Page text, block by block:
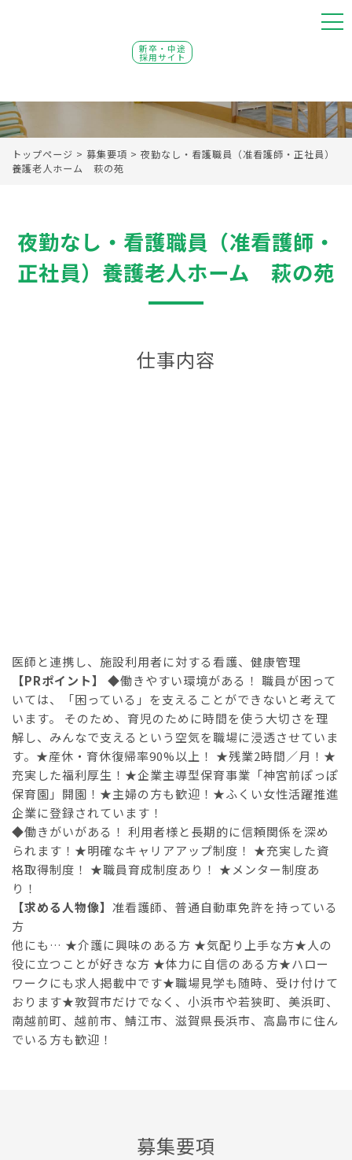
新卒・中途
採用サイト
トップページ > 募集要項 > 夜勤なし・看護職員（准看護師・正社員）
養護老人ホーム 萩の苑
夜勤なし・看護職員（准看護師・
正社員）養護老人ホーム 萩の苑
仕事内容
医師と連携し、施設利用者に対する看護、健康管理
【PRポイント】
◆働きやすい環境がある！ 職員が困って
いては、「困っている」を支えることができないと考えて
います。 そのため、育児のために時間を使う大切さを理
解し、みんなで支えるという空気を職場に浸透させていま
す。★産休・育休復帰率90%以上！ ★残業2時間／月！★
充実した福利厚生！★企業主導型保育事業「神宮前ぽっぽ
保育園」開園！★主婦の方も歓迎！★ふくい女性活躍推進
企業に登録されています！
◆働きがいがある！ 利用者様と長期的に信頼関係を深め
られます！★明確なキャリアアップ制度！ ★充実した資
格取得制度！ ★職員育成制度あり！ ★メンター制度あ
り！
【求める人物像】 准看護師、普通自動車免許を持っている
方
他にも… ★介護に興味のある方 ★気配り上手な方★人の
役に立つことが好きな方 ★体力に自信のある方★ハロー
ワークにも求人掲載中です★職場見学も随時、受け付けて
おります★敦賀市だけでなく、小浜市や若狭町、美浜町、
南越前町、越前市、鯖江市、滋賀県長浜市、高島市に住ん
でいる方も歓迎！
募集要項